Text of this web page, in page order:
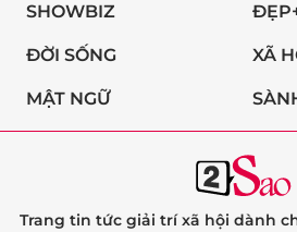
SHOWBIZ
ĐỜI SỐNG XÃ
MẬT NGỮ
Trang tin tức giải trí xã hội dành